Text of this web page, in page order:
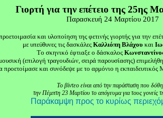
Γιορτή για την επέτειο της 25ης
Παρασκευή 24 Μαρτίου 201 7
και υλοποίηση της φετινής γιορτής για την
με υπεύθυνες τις δασκάλες Καλλιόπη Βλάχου και
Το σκηνικό έφτιαξε ο δάσκαλος
(επιλογή τραγουδιών, σειρά παρουσίασης)
προετοίμασε και συνόδεψε με το αρμόνιο η εκπαιδευτικός
Το βίντεο είναι από την παράσταση που
την Πέμπτη 23 Μαρτίου το απόγευμα για τους γονείς